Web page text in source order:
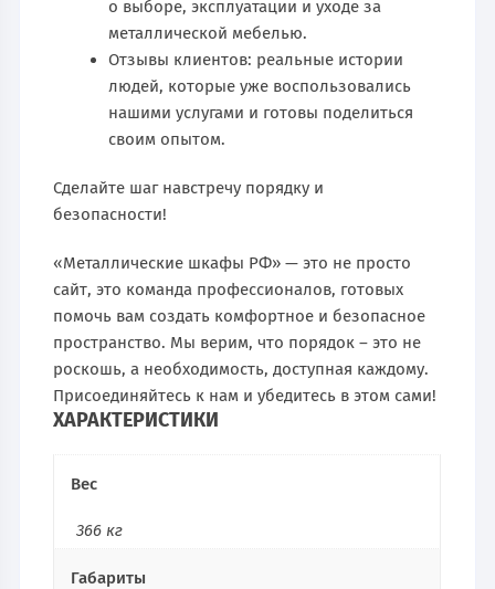
о выборе, эксплуатации и уходе за
металлической мебелью.
Отзывы клиентов: реальные истории
людей, которые уже воспользовались
нашими услугами и готовы поделиться
своим опытом.
Сделайте шаг навстречу порядку и
безопасности!
«Металлические шкафы РФ» — это не просто
сайт, это команда профессионалов, готовых
помочь вам создать комфортное и безопасное
пространство. Мы верим, что порядок – это не
роскошь, а необходимость, доступная каждому.
Присоединяйтесь к нам и убедитесь в этом сами!
ХАРАКТЕРИСТИКИ
Вес
366 кг
Габариты